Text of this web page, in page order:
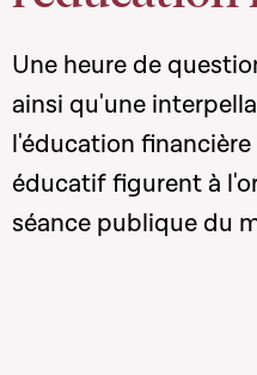
Une heure de
ainsi qu'une
l'éducation
éducatif figurent à
séance publique du